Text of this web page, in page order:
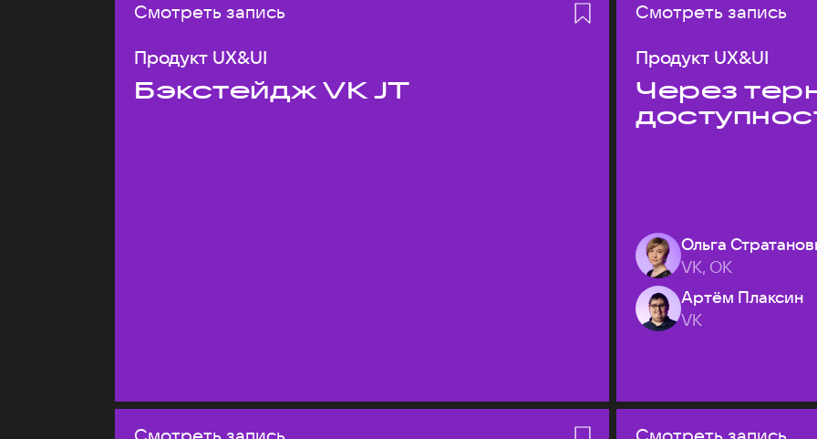
Смотреть запись
Продукт UX&UI
Бэкстейдж VK JT
Смотреть запись
Продукт UX&UI
Через
Ольга
VK, ОК
Артём Плаксин
VK